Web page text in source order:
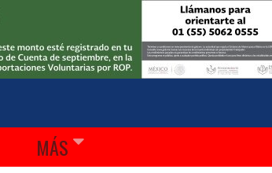
MÁS